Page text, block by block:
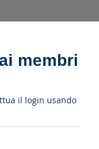
membri
il login usando